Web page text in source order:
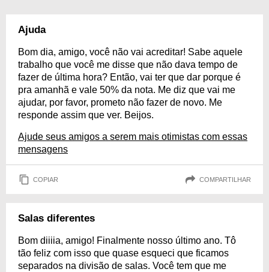
Ajuda
Bom dia, amigo, você não vai acreditar! Sabe aquele
trabalho que você me disse que não dava tempo de
fazer de última hora? Então, vai ter que dar porque é
pra amanhã e vale 50% da nota. Me diz que vai me
ajudar, por favor, prometo não fazer de novo. Me
responde assim que ver. Beijos.
Ajude seus amigos a serem mais otimistas com essas
mensagens
COPIAR COMPARTILHAR
Salas diferentes
Bom diiiia, amigo! Finalmente nosso último ano. Tô
tão feliz com isso que quase esqueci que ficamos
separados na divisão de salas. Você tem que me